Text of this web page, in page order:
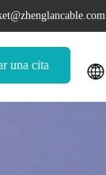
una cita 